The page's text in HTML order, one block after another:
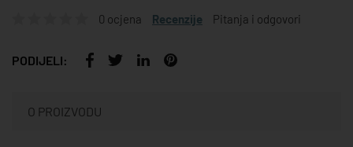
0 ocjena Recenzije Pitanja i odgovori
PODIJELI:
O PROIZVODU